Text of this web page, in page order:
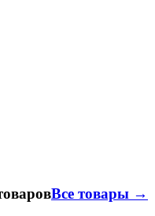
Все товары →